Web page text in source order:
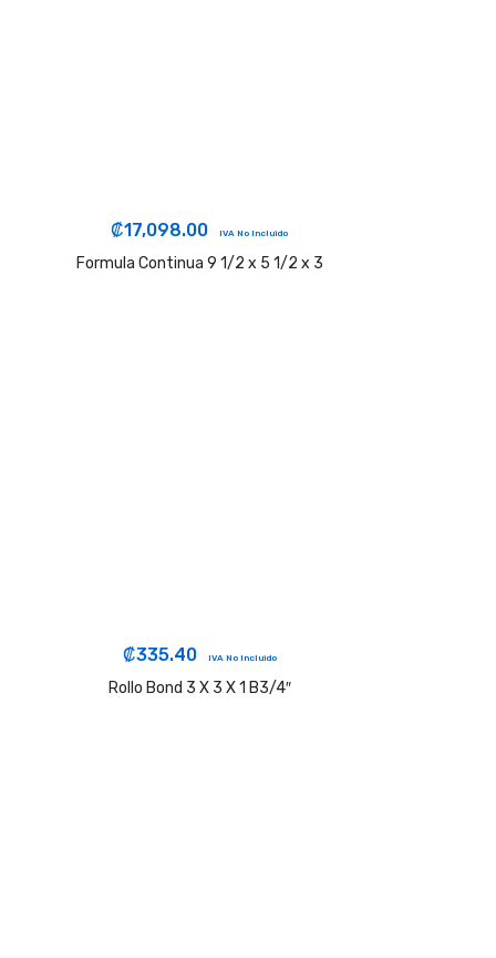
₡17,098.00 IVA No Incluido
Formula Continua 9 1/2 x 5 1/2 x 3
₡335.40 IVA No Incluido
Rollo Bond 3 X 3 X 1 B3/4″